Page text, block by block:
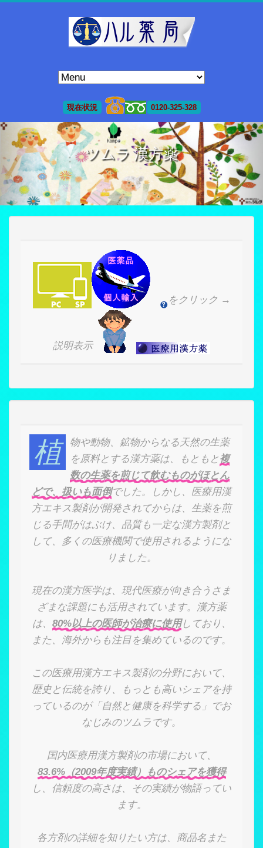
現在状況 0120-325-328
ツムラ 漢方薬
をクリック →
説明表示
植物や動物、鉱物からなる天然の生薬 を原料とする漢方薬は、もともと複
数の生薬を煎じて飲むものがほとん
どで、扱いも面倒でした。しかし、医療用漢
方エキス製剤が開発されてからは、生薬を煎
じる手間がはぶけ、品質も一定な漢方製剤と
して、多くの医療機関で使用されるようにな
りました。
現在の漢方医学は、現代医療が向き合うさま
ざまな課題にも活用されています。漢方薬
は、 80%以上の医師が治療に使用しており、
また、海外からも注目を集めているのです。
この医療用漢方エキス製剤の分野において、
歴史と伝統を誇り、もっとも高いシェアを持
っているのが「自然と健康を科学する」でお
なじみのツムラです。
国内医療用漢方製剤の市場において、
83.6%（2009年度実績）ものシェアを獲得
し、信頼度の高さは、その実績が物語ってい
ます。
各方剤の詳細を知りたい方は、商品名また